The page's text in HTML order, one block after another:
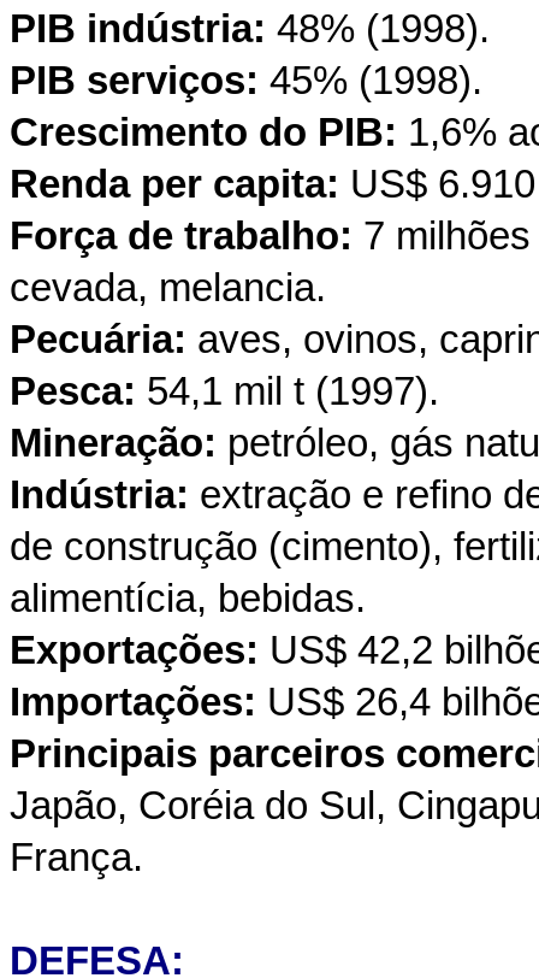
PIB indústria: 48% (1998).
PIB serviços: 45% (1998).
Crescimento do PIB: 1,6%
Renda per capita: US$
Força de trabalho: 7
cevada, melancia.
Pecuária: aves, ovinos,
Pesca: 54,1 mil t (1997).
Mineração: petróleo, gás
Indústria: extração e refino
de construção (cimento),
alimentícia, bebidas.
Exportações: US$ 42,2
Importações: US$ 26,4
Principais parceiros
Japão, Coréia do Sul,
França.
DEFESA: